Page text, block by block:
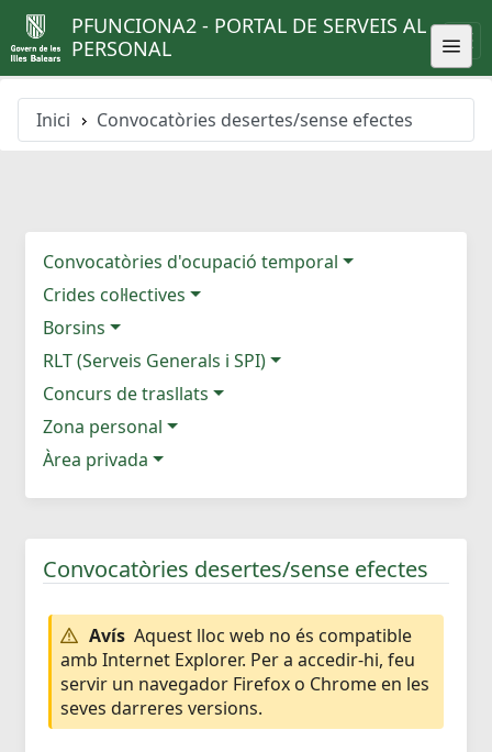
PFUNCIONA2 - PORTAL DE SERVEIS AL
PERSONAL
Inici Convocatòries desertes/sense efectes
Convocatòries d'ocupació temporal
Crides col·lectives
Borsins
RLT (Serveis Generals i SPI)
Concurs de trasllats
Zona personal
Àrea privada
Convocatòries desertes/sense efectes
Avís Aquest lloc web no és compatible
amb Internet Explorer. Per a accedir-hi, feu
servir un navegador Firefox o Chrome en les
seves darreres versions.